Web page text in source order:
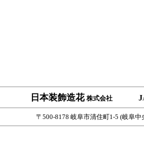
日本装飾造花 株式会社 J
〒500-8178 岐阜市清住町1-5 (岐阜